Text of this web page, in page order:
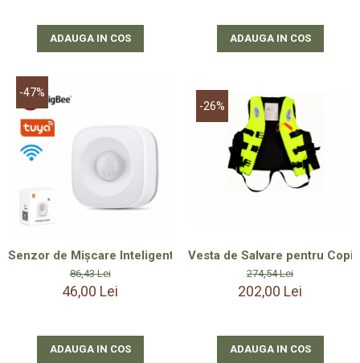
ADAUGA IN COS ADAUGA IN COS
-47%
Senzor de Mișcare Inteligent Safe Gaming - Compatibil Tuya
86,43 Lei
46,00 Lei
ADAUGA IN COS
-26%
Vesta de Salvare pentru
274,54 Lei
202,00 Lei
ADAUGA IN COS